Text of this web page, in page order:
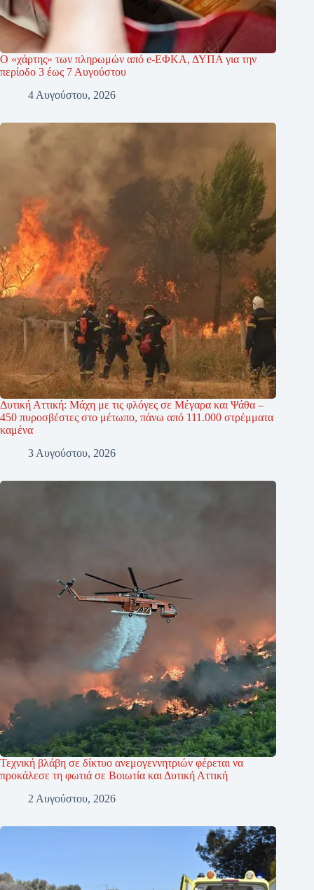
Ο «χάρτης» των πληρωμών από e-ΕΦΚΑ, ΔΥΠΑ για την
περίοδο 3 έως 7 Αυγούστου
4 Αυγούστου, 2026
Δυτική Αττική: Μάχη με τις φλόγες σε Μέγαρα και Ψάθα –
450 πυροσβέστες στο μέτωπο, πάνω από 111.000 στρέμματα
καμένα
3 Αυγούστου, 2026
Τεχνική βλάβη σε δίκτυο ανεμογεννητριών φέρεται να
προκάλεσε τη φωτιά σε Βοιωτία και Δυτική Αττική
2 Αυγούστου, 2026